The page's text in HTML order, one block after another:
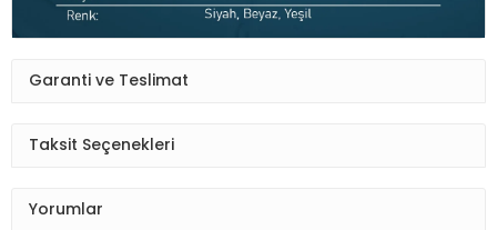
Garanti ve Teslimat
Taksit Seçenekleri
Yorumlar